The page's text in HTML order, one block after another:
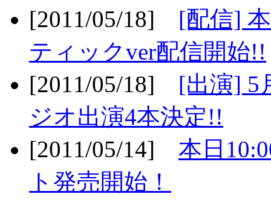
[2011/05/18] [配信]
ティックver配信開始!!
[2011/05/18] [出演] 5
ジオ出演4本決定!!
[2011/05/14] 本日
ト発売開始！